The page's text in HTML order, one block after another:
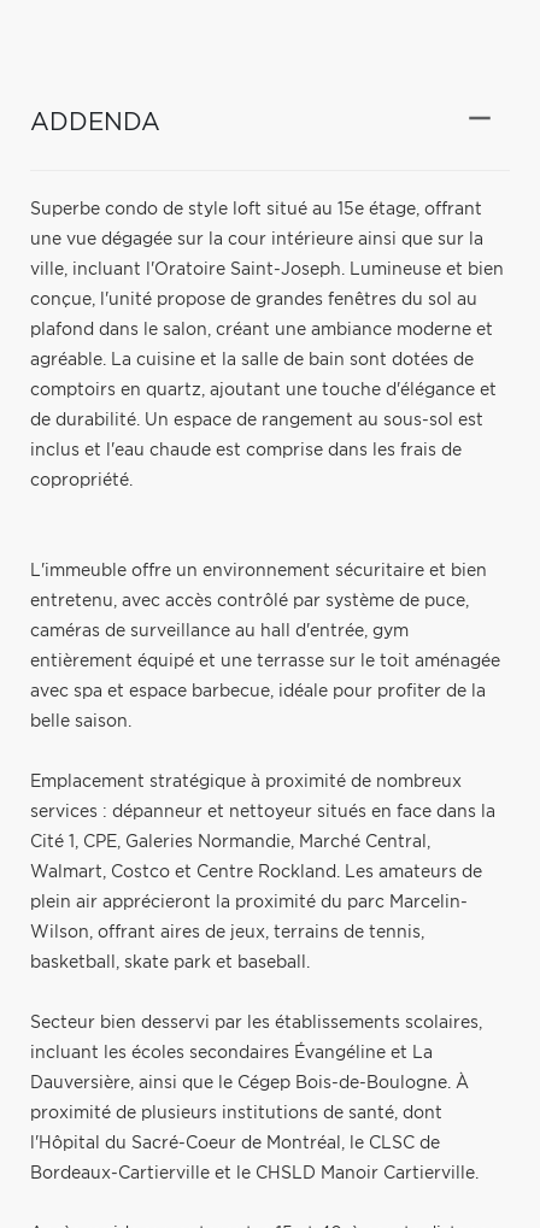
ADDENDA
Superbe condo de style loft situé au 15e étage, offrant
une vue dégagée sur la cour intérieure ainsi que sur la
ville, incluant l'Oratoire Saint-Joseph. Lumineuse et bien
conçue, l'unité propose de grandes fenêtres du sol au
plafond dans le salon, créant une ambiance moderne et
agréable. La cuisine et la salle de bain sont dotées de
comptoirs en quartz, ajoutant une touche d'élégance et
de durabilité. Un espace de rangement au sous-sol est
inclus et l'eau chaude est comprise dans les frais de
copropriété.
L'immeuble offre un environnement sécuritaire et bien
entretenu, avec accès contrôlé par système de puce,
caméras de surveillance au hall d'entrée, gym
entièrement équipé et une terrasse sur le toit aménagée
avec spa et espace barbecue, idéale pour profiter de la
belle saison.
Emplacement stratégique à proximité de nombreux
services : dépanneur et nettoyeur situés en face dans la
Cité 1, CPE, Galeries Normandie, Marché Central,
Walmart, Costco et Centre Rockland. Les amateurs de
plein air apprécieront la proximité du parc Marcelin-
Wilson, offrant aires de jeux, terrains de tennis,
basketball, skate park et baseball.
Secteur bien desservi par les établissements scolaires,
incluant les écoles secondaires Évangéline et La
Dauversière, ainsi que le Cégep Bois-de-Boulogne. À
proximité de plusieurs institutions de santé, dont
l'Hôpital du Sacré-Coeur de Montréal, le CLSC de
Bordeaux-Cartierville et le CHSLD Manoir Cartierville.